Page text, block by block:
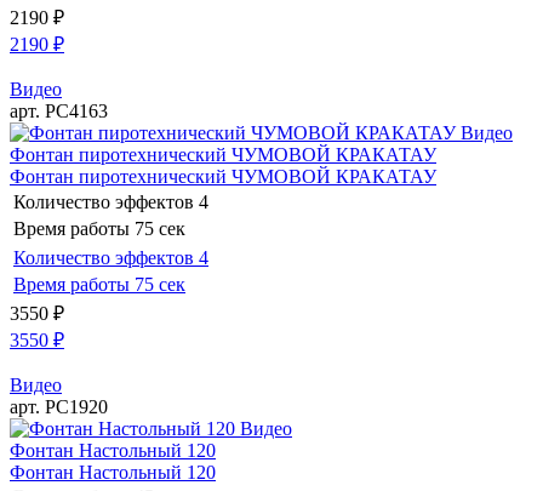
2190 ₽
2190 ₽
Видео
арт. РС4163
Видео
Фонтан пиротехнический ЧУМОВОЙ КРАКАТАУ
Фонтан пиротехнический ЧУМОВОЙ КРАКАТАУ
Количество эффектов 4
Время работы 75 сек
Количество эффектов 4
Время работы 75 сек
3550 ₽
3550 ₽
Видео
арт. РС1920
Видео
Фонтан Настольный 120
Фонтан Настольный 120